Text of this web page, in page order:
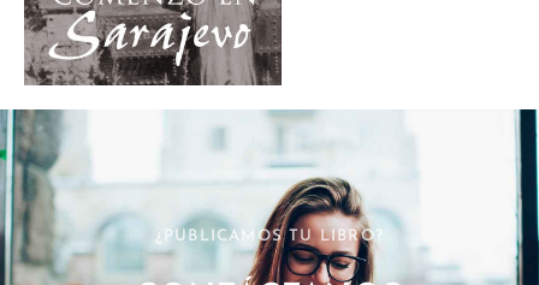
¿PUBLICAMOS TU LIBRO?